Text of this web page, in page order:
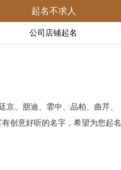
起名不求人
公司店铺起名
、朋迪、霏中、品柏、曲芹、
创意好听的名字，希望为您起名